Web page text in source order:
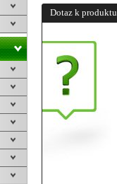
Dotaz k produktu